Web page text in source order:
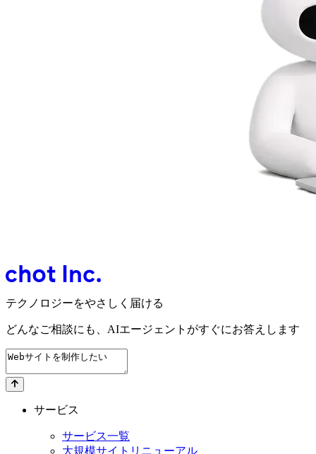
テクノロジーをやさしく届ける
どんなご相談にも、 AIエージェントがすぐにお答えします
サービス
サービス一覧
大規模サイトリニューアル